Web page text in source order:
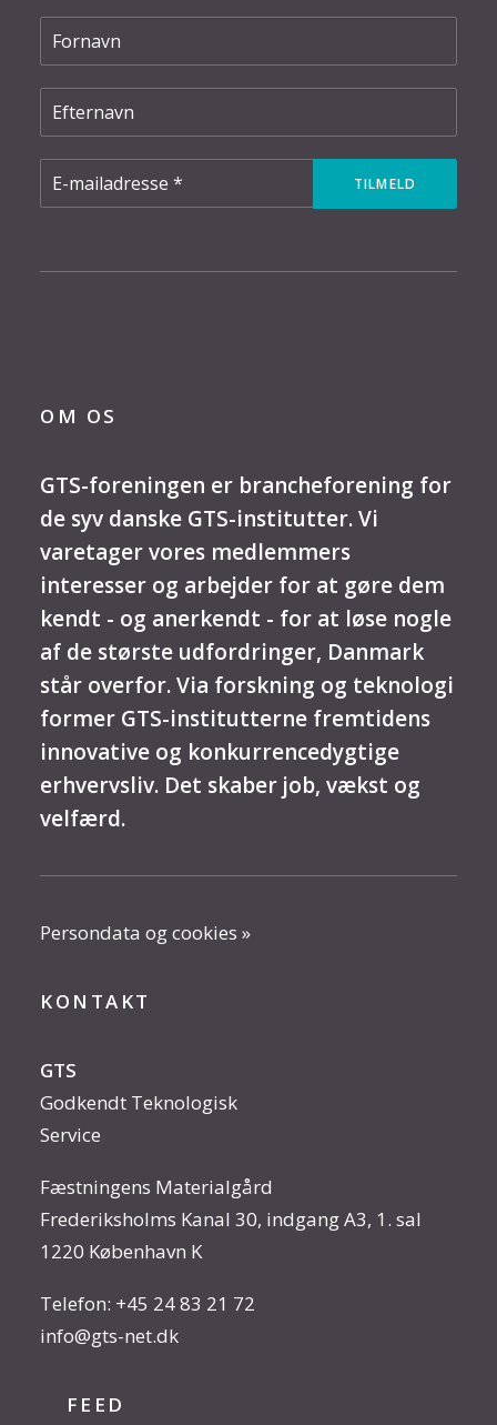
OM OS
GTS-foreningen er brancheforening for
de syv danske GTS-institutter. Vi
varetager vores medlemmers
interesser og arbejder for at gøre dem
kendt - og anerkendt - for at løse nogle
af de største udfordringer, Danmark
står overfor. Via forskning og teknologi
former GTS-institutterne fremtidens
innovative og konkurrencedygtige
erhvervsliv. Det skaber job, vækst og
velfærd.
Persondata og cookies »
KONTAKT
GTS
Godkendt Teknologisk
Service
Fæstningens Materialgård
Frederiksholms Kanal 30, indgang A3, 1. sal
1220 København K
Telefon: +45 24 83 21 72
info@gts-net.dk
FEED